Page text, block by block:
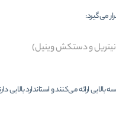
می‌گیرد:
ودستکش وینیل)
ارائه می‌کنند و استاندارد